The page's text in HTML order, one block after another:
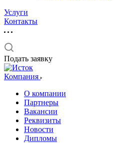
Услуги
Контакты
Подать заявку
Компания
О компании
Партнеры
Вакансии
Реквизиты
Новости
Дипломы